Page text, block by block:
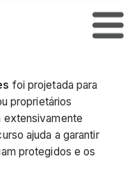
foi projetada para
proprietários
extensivamente
ajuda a garantir
protegidos e os